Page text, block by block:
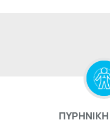
ΠΥΡΗΝΙΚΗ